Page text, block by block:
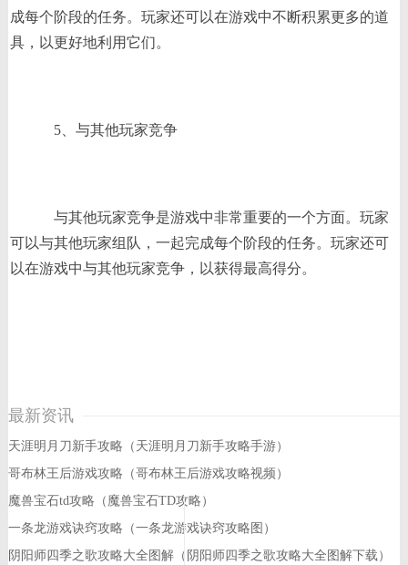
成每个阶段的任务。玩家还可以在游戏中不断积累更多的道
具，以更好地利用它们。
5、与其他玩家竞争
与其他玩家竞争是游戏中非常重要的一个方面。玩家
可以与其他玩家组队，一起完成每个阶段的任务。玩家还可
以在游戏中与其他玩家竞争，以获得最高得分。
最新资讯
天涯明月刀新手攻略（天涯明月刀新手攻略手游）
哥布林王后游戏攻略（哥布林王后游戏攻略视频）
魔兽宝石td攻略（魔兽宝石TD攻略）
一条龙游戏诀窍攻略（一条龙游戏诀窍攻略图）
阴阳师四季之歌攻略大全图解（阴阳师四季之歌攻略大全图解下载）